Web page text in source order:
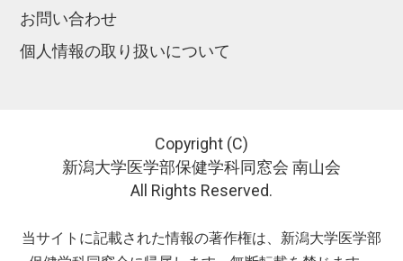
お問い合わせ
個人情報の取り扱いについて
Copyright (C)
新潟大学医学部保健学科同窓会 南山会
All Rights Reserved.
当サイトに記載された情報の著作権は、新潟大学医学部